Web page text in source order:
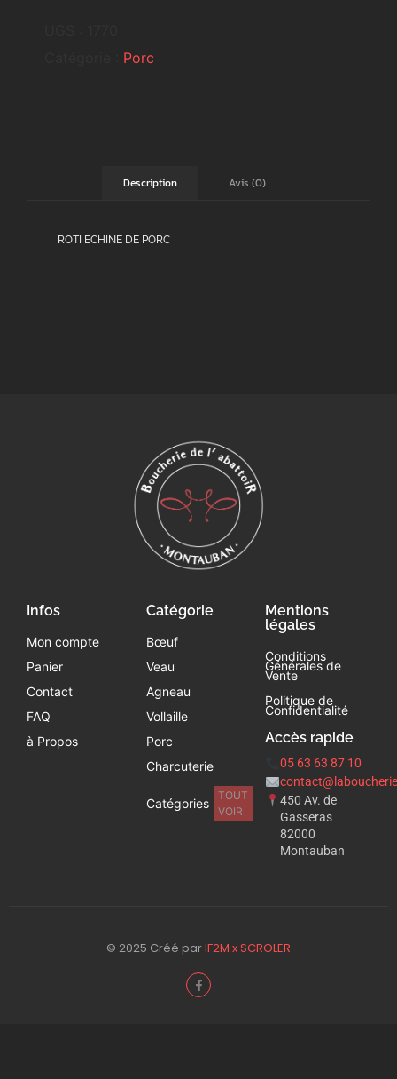
Porc
Description Avis (0)
ROTI ECHINE DE PORC
Infos
Mon compte
Panier
Contact
FAQ
à Propos
Catégorie
Bœuf
Veau
Agneau
Vollaille
Porc
Charcuterie
Catégories
TOUT
VOIR
Mentions
légales
Conditions
Générales de
Vente
Politique de
Confidentialité
Accès rapide
05 63 63 87 10
450 Av. de
Gasseras
82000
Montauban
© 2025 Créé parIF2M x SCROLER